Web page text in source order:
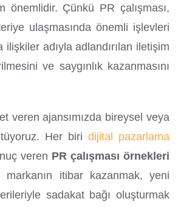
önemlidir. Çünkü PR çalışması,
ulaşmasında önemli işlevleri
adıyla adlandırılan iletişim
ve saygınlık kazanmasını
veren ajansımızda bireysel veya
Her biridijital pazarlama
veren PR çalışması örnekleri
markanın itibar kazanmak, yeni
sadakat bağı oluşturmak